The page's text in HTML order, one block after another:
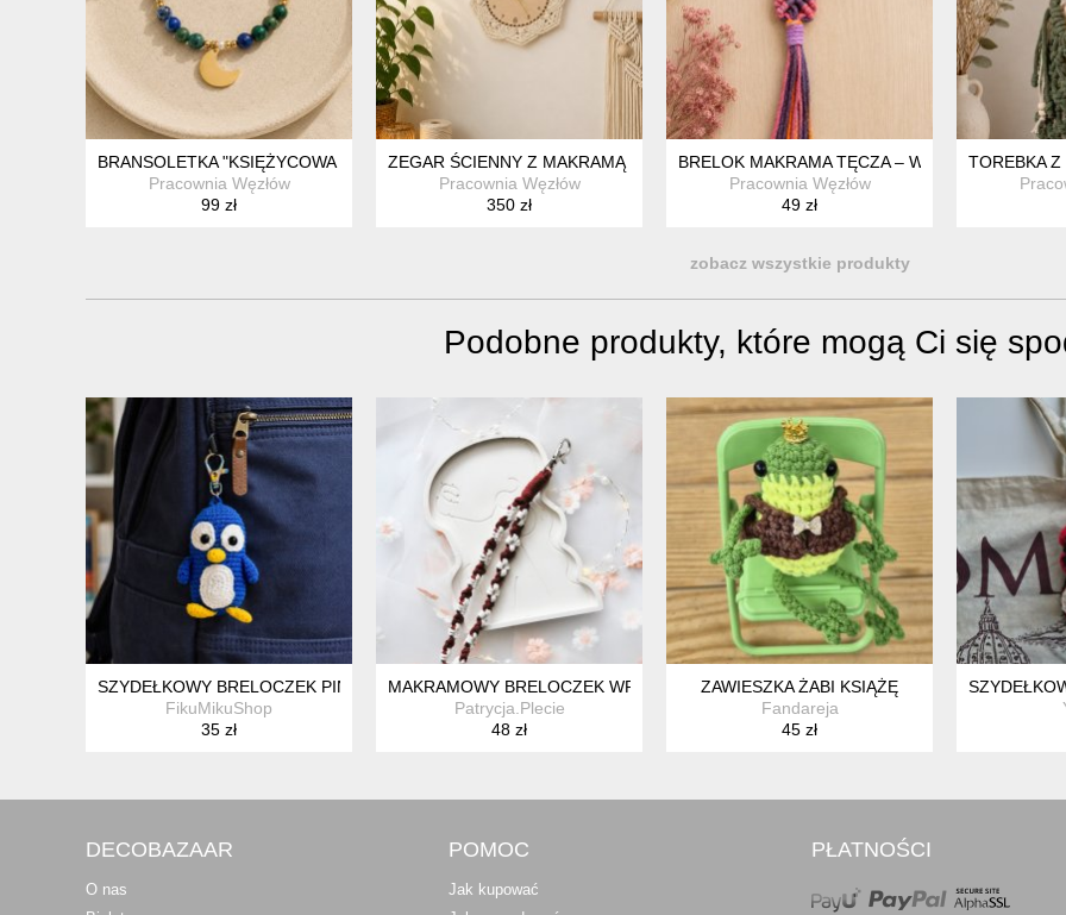
BRANSOLETKA "KSIĘŻYCOWA HARMONIA" – CHRYZOKOLA, HEMATYT I PERŁA
Pracownia Węzłów
99 zł
ZEGAR ŚCIENNY Z MAKRAMĄ "BOHO HARMONY" – RĘCZNIE PLECIONA DEKORACJA
Pracownia Węzłów
350 zł
BRELOK MAKRAMA TĘCZA – WZÓR II Z
Pracownia Węzłów
49 zł
TOREBKA
zobacz wszystkie produkty
Podobne produkty, które mogą Ci się
SZYDEŁKOWY BRELOCZEK PINGWIN – RĘCZNIE ROBIONY BRELOK DO KLUCZY
FikuMikuShop
35 zł
MAKRAMOWY BRELOCZEK WRISTLET Z KWIATUSZKAMI | BRELOK ZE SZNURKA
Patrycja.Plecie
48 zł
ZAWIESZKA ŻABI KSIĄŻĘ
Fandareja
45 zł
DECOBAZAAR
O nas
POMOC
Jak kupować
PŁATNOŚCI